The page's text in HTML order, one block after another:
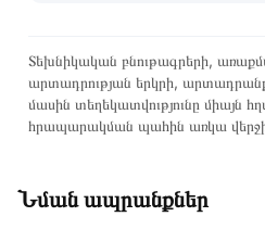
Տեխնիկական բնութագրերի,
արտադրության երկրի,
մասին տեղեկատվությունը միայն
հրապարակման պահին առկա
Նման ապրանքներ